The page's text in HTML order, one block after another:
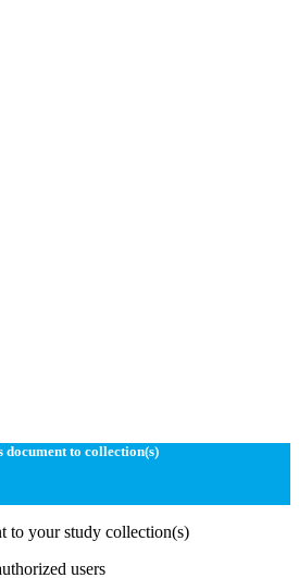
document to collection(s)
to your study collection(s)
users